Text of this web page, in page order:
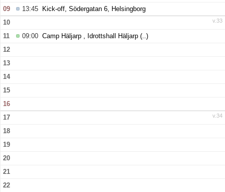
09
13:45 Kick-off, Södergatan 6, Helsingborg
v.33
10
11
09:00 Camp Häljarp , Idrottshall Häljarp (..)
12
13
14
15
16
v.34
17
18
19
20
21
22